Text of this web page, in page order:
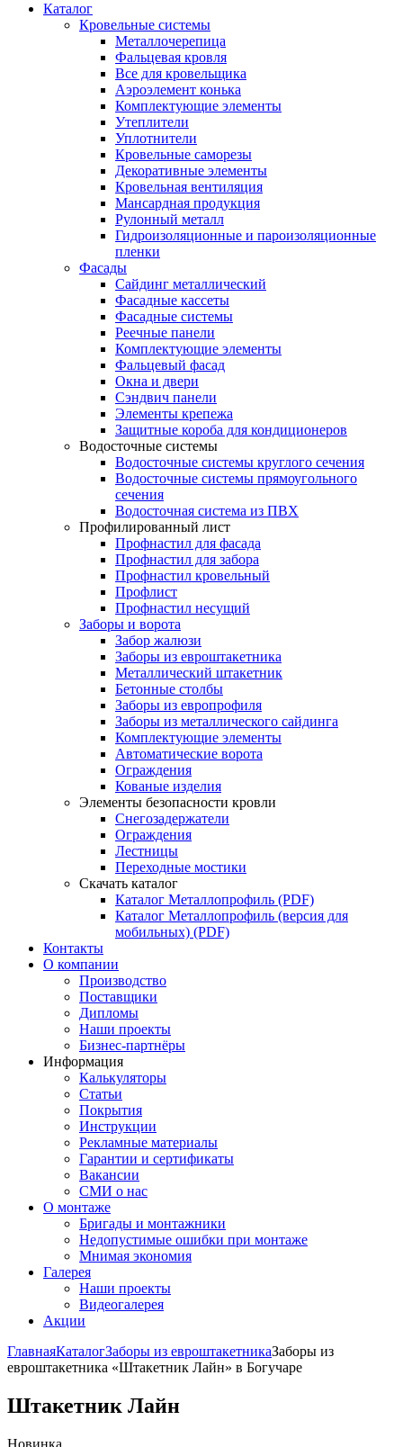
Каталог
Кровельные системы
Металлочерепица
Фальцевая кровля
Все для кровельщика
Аэроэлемент конька
Комплектующие элементы
Утеплители
Уплотнители
Кровельные саморезы
Декоративные элементы
Кровельная вентиляция
Мансардная продукция
Рулонный металл
Гидроизоляционные и пароизоляционные
пленки
Фасады
Сайдинг металлический
Фасадные кассеты
Фасадные системы
Реечные панели
Комплектующие элементы
Фальцевый фасад
Окна и двери
Сэндвич панели
Элементы крепежа
Защитные короба для кондиционеров
Водосточные системы
Водосточные системы круглого сечения
Водосточные системы прямоугольного
сечения
Водосточная система из ПВХ
Профилированный лист
Профнастил для фасада
Профнастил для забора
Профнастил кровельный
Профлист
Профнастил несущий
Заборы и ворота
Забор жалюзи
Заборы из евроштакетника
Металлический штакетник
Бетонные столбы
Заборы из европрофиля
Заборы из металлического сайдинга
Комплектующие элементы
Автоматические ворота
Ограждения
Кованые изделия
Элементы безопасности кровли
Снегозадержатели
Ограждения
Лестницы
Переходные мостики
Скачать каталог
Каталог Металлопрофиль (PDF)
Каталог Металлопрофиль (версия для
мобильных) (PDF)
Контакты
О компании
Производство
Поставщики
Дипломы
Наши проекты
Бизнес-партнёры
Информация
Калькуляторы
Статьи
Покрытия
Инструкции
Рекламные материалы
Гарантии и сертификаты
Вакансии
СМИ о нас
О монтаже
Бригады и монтажники
Недопустимые ошибки при монтаже
Мнимая экономия
Галерея
Наши проекты
Видеогалерея
Акции
ГлавнаяКаталогЗаборы из евроштакетникаЗаборы из
евроштакетника «Штакетник Лайн» в Богучаре
Штакетник Лайн
Новинка